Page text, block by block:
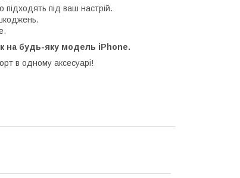
підходять під ваш настрій.
на будь-яку модель iPhone.
в одному аксесуарі!